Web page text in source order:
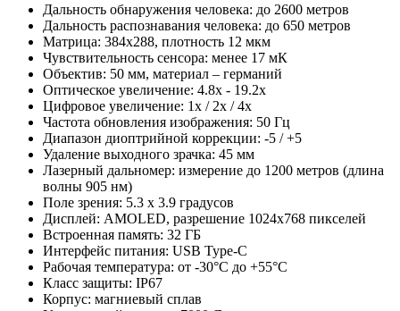
Дальность обнаружения человека: до 2600 метров
Дальность распознавания человека: до 650 метров
Матрица: 384x288, плотность 12 мкм
Чувствительность сенсора: менее 17 мК
Объектив: 50 мм, материал – германий
Оптическое увеличение: 4.8x - 19.2x
Цифровое увеличение: 1x / 2x / 4x
Частота обновления изображения: 50 Гц
Диапазон диоптрийной коррекции: -5 / +5
Удаление выходного зрачка: 45 мм
Лазерный дальномер: измерение до 1200 метров (длина
волны 905 нм)
Поле зрения: 5.3 x 3.9 градусов
Дисплей: AMOLED, разрешение 1024x768 пикселей
Встроенная память: 32 ГБ
Интерфейс питания: USB Type-C
Рабочая температура: от -30°C до +55°C
Класс защиты: IP67
Корпус: магниевый сплав